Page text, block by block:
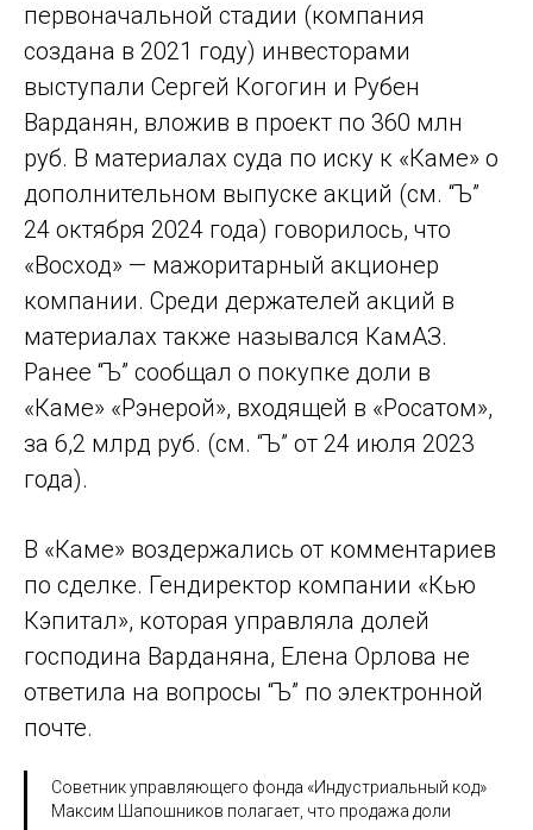
первоначальной стадии (компания
создана в 2021 году) инвесторами
выступали Сергей Когогин и Рубен
Варданян, вложив в проект по 360 млн
руб. В материалах суда по иску к «Каме» о
дополнительном выпуске акций (см. “Ъ”
24 октября 2024 года) говорилось, что
«Восход» — мажоритарный акционер
компании. Среди держателей акций в
материалах также назывался КамАЗ.
Ранее “Ъ” сообщал о покупке доли в
«Каме» «Рэнерой», входящей в «Росатом»,
за 6,2 млрд руб. (см. “Ъ” от 24 июля 2023
года).
В «Каме» воздержались от комментариев
по сделке. Гендиректор компании «Кью
Кэпитал», которая управляла долей
господина Варданяна, Елена Орлова не
ответила на вопросы “Ъ” по электронной
почте.
Советник управляющего фонда «Индустриальный код»
Максим Шапошников полагает, что продажа доли